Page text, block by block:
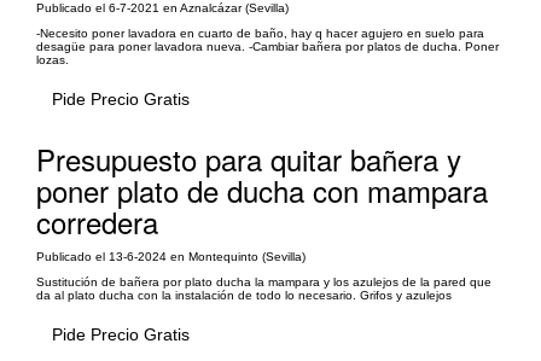
Publicado el 6-7-2021 en Aznalcázar (Sevilla)
-Necesito poner lavadora en cuarto de baño, hay q hacer agujero en suelo para
desagüe para poner lavadora nueva. -Cambiar bañera por platos de ducha. Poner
lozas.
Pide Precio Gratis
Presupuesto para quitar bañera y
poner plato de ducha con mampara
corredera
Publicado el 13-6-2024 en Montequinto (Sevilla)
Sustitución de bañera por plato ducha la mampara y los azulejos de la pared que
da al plato ducha con la instalación de todo lo necesario. Grifos y azulejos
Pide Precio Gratis